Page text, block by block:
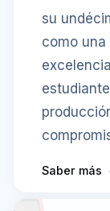
su
como
Saber más